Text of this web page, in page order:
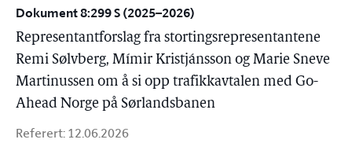
Dokument 8:299 S (2025–2026)
Representantforslag fra stortingsrepresentantene
Remi Sølvberg, Mímir Kristjánsson og Marie Sneve
Martinussen om å si opp trafikkavtalen med Go-
Ahead Norge på Sørlandsbanen
Referert:12.06.2026